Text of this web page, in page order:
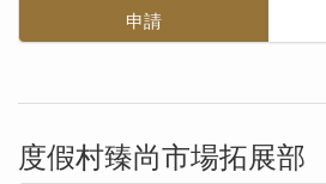
申請
度假村臻尚市場拓展部